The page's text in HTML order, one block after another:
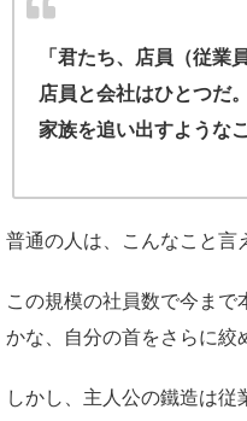
「君たち、店員（従業
店員と会社はひとつだ
家族を追い出すような
普通の人は、こんなこと言
この規模の社員数で今まで
かな、自分の首をさらに絞
しかし、主人公の鐵造は従